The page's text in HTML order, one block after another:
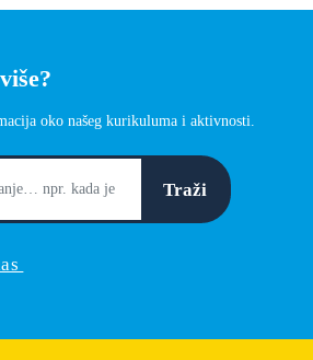
oko našeg kurikuluma i aktivnosti.
Traži